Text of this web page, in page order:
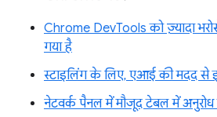
Chrome DevTools को ज़्यादा
गया है
स्टाइलिंग के लिए, एआई की मदद से
नेटवर्क पैनल में मौजूद टेबल में अनुरोध